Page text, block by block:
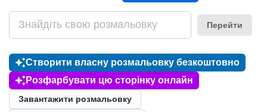
Перейти
Створити власну розмальовку безкоштовно
Розфарбувати цю сторінку онлайн
Завантажити розмальовку